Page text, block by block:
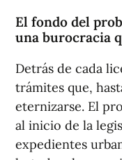
El fondo del
una burocracia
Detrás de cada
trámites que,
eternizarse. El
al inicio de la
expedientes